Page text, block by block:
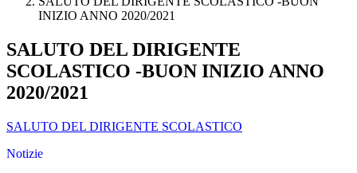
INIZIO ANNO 2020/2021
SALUTO DEL DIRIGENTE
SCOLASTICO -BUON INIZIO ANNO
2020/2021
SALUTO DEL DIRIGENTE SCOLASTICO
Notizie